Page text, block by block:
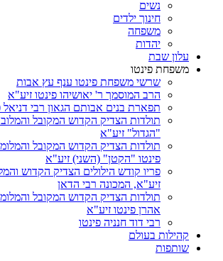
נשים
חינוך ילדים
משפחה
יהדות
עלון שבת
משפחת פינטו
שרשי משפחת פינטו ענף עץ אבות
הרב המוסמך ר' יאושיהו פינטו זיע"א
תפארת בנים אבותם הגאון רבי דניאל
תולדות הצדיק הקדוש המקובל
"הגדול" זיע"א
תולדות הצדיק הקדוש המקובל
פינטו "הקטן" (השני) זיע"א
פריו קודש הילולים הצדיק הקדוש
זיע"א, המכונה רבי הדאן
תולדות הצדיק הקדוש המקובל
אהרן פינטו זיע"א
רבי דוד חנניה פינטו
קהילות בעולם
שותפות